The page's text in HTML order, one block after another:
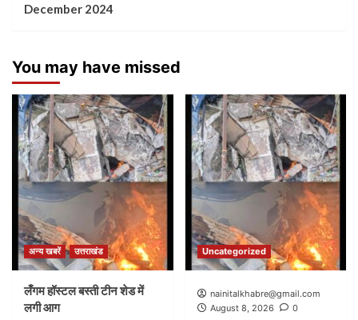
December 2024
You may have missed
अन्य खबरें उत्तराखंड
लँगम हॉस्टल बस्ती टीन शेड में
लगी आग
Uncategorized
nainitalkhabre@gmail.com
August 8, 2026
0